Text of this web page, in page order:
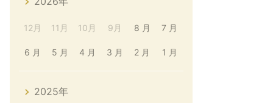
12月 11月 10月 9月 8 月 7 月
6 月 5 月 4 月 3 月 2 月 1 月
2025年